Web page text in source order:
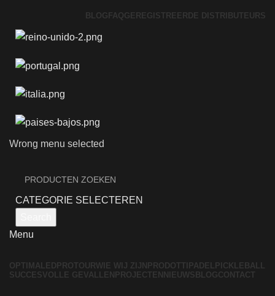
BLOG FAQGEREGISTREERDE DISTRIBUTEURS
Wrong menu selected
CATEGORIE SELECTEREN
Menu
OPTIMALED PROTOUR WIE WIJ ZIJN PRODOTTI PADEL PICKLEBALL
SUCCESVOLLE GEVALLEN PROJECTEN NIEUWS BLOGCONTACT